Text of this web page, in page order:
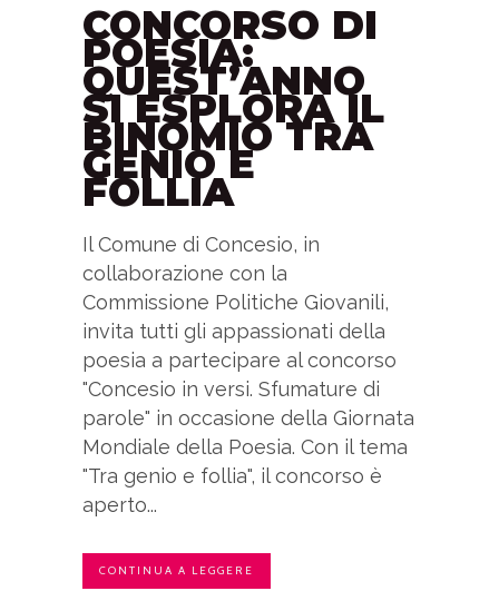
CONCORSO DI
POESIA:
QUEST’ANNO
SI ESPLORA IL
BINOMIO TRA
GENIO E
FOLLIA
Il Comune di Concesio, in
collaborazione con la
Commissione Politiche Giovanili,
invita tutti gli appassionati della
poesia a partecipare al concorso
"Concesio in versi. Sfumature di
parole" in occasione della Giornata
Mondiale della Poesia. Con il tema
"Tra genio e follia", il concorso è
aperto...
CONTINUA A LEGGERE